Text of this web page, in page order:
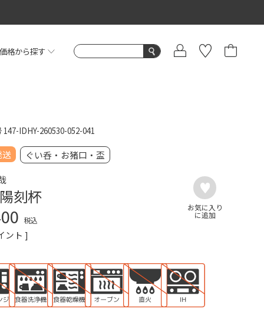
価格から探す
147-IDHY-260530-052-041
送 ぐい呑・お猪口・盃
刻杯
税込
ント ]